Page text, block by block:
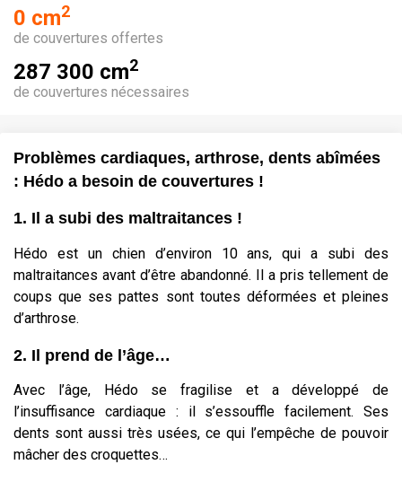
0 cm2
de couvertures offertes
287 300 cm2
de couvertures nécessaires
Problèmes cardiaques, arthrose, dents abîmées
: Hédo a besoin de couvertures !
1. Il a subi des maltraitances !
Hédo est un chien d’environ 10 ans, qui a subi des
maltraitances avant d’être abandonné. Il a pris tellement de
coups que ses pattes sont toutes déformées et pleines
d’arthrose.
2. Il prend de l’âge…
Avec l’âge, Hédo se fragilise et a développé de
l’insuffisance cardiaque : il s’essouffle facilement. Ses
dents sont aussi très usées, ce qui l’empêche de pouvoir
mâcher des croquettes…